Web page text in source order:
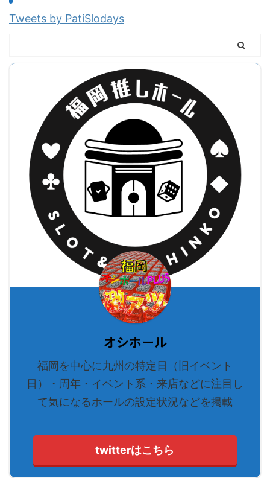
Tweets by PatiSlodays
オシホール
福岡を中心に九州の特定日（旧イベント
日）・周年・イベント系・来店などに注目し
て気になるホールの設定状況などを掲載
twitterはこちら